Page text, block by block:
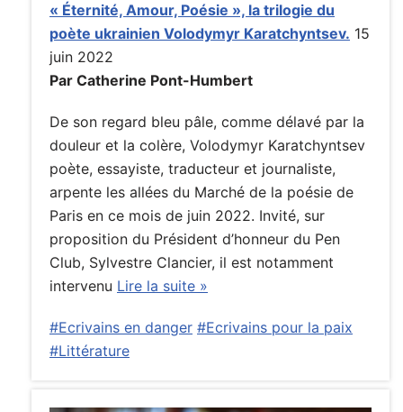
« Éternité, Amour, Poésie », la trilogie du
poète ukrainien Volodymyr Karatchyntsev. 15
juin 2022
Par Catherine Pont-Humbert
De son regard bleu pâle, comme délavé par la
douleur et la colère, Volodymyr Karatchyntsev
poète, essayiste, traducteur et journaliste,
arpente les allées du Marché de la poésie de
Paris en ce mois de juin 2022. Invité, sur
proposition du Président d’honneur du Pen
Club, Sylvestre Clancier, il est notamment
intervenu Lire la suite »
#Ecrivains en danger #Ecrivains pour la paix
#Littérature